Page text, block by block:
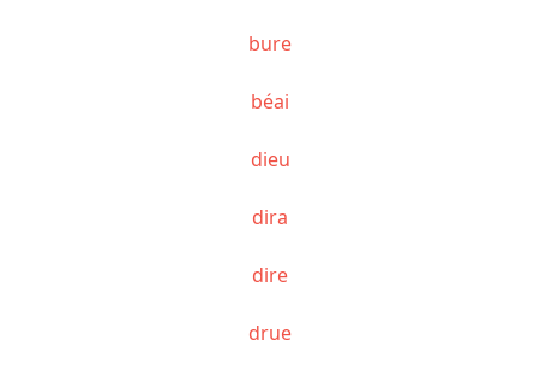
bure
béai
dieu
dira
dire
drue